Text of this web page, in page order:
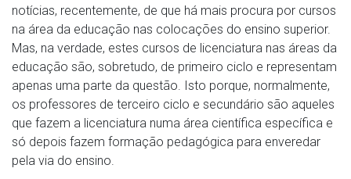
notícias, recentemente, de que há mais procura por cursos
na área da educação nas colocações do ensino superior.
Mas, na verdade, estes cursos de licenciatura nas áreas da
educação são, sobretudo, de primeiro ciclo e representam
apenas uma parte da questão. Isto porque, normalmente,
os professores de terceiro ciclo e secundário são aqueles
que fazem a licenciatura numa área científica específica e
só depois fazem formação pedagógica para enveredar
pela via do ensino.